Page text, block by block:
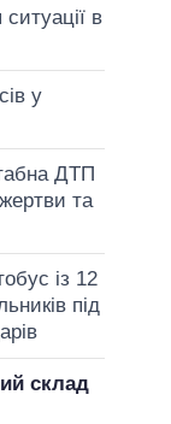
в
у
ДТП
та
із 12
під
склад